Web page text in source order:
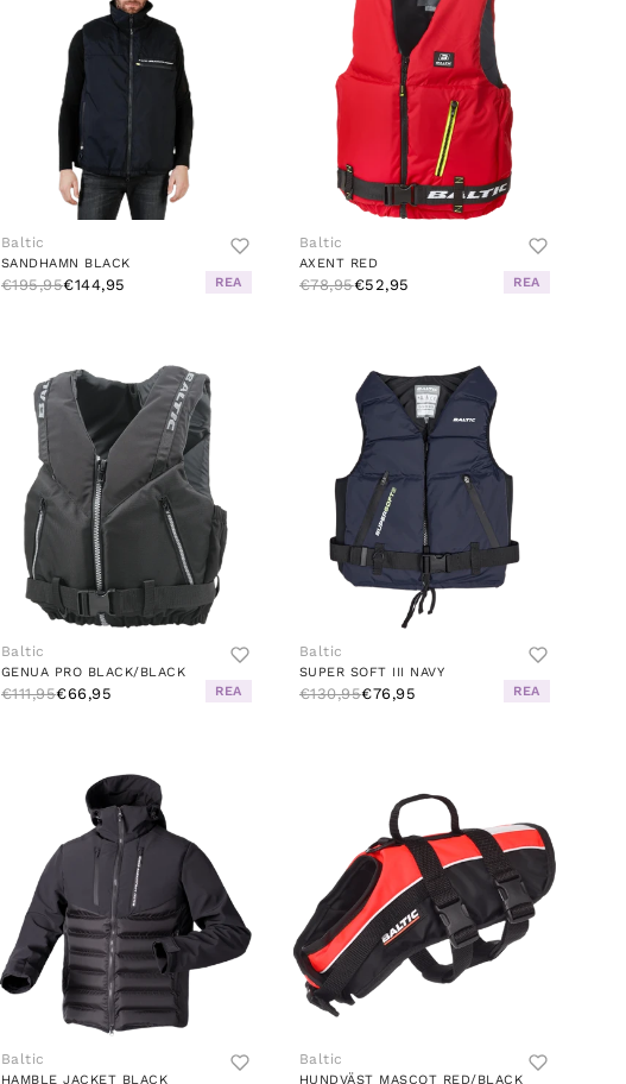
Baltic
SANDHAMN BLACK
€195,95€144,95 REA
Baltic
AXENT RED
€78,95€52,95 REA
Baltic
GENUA PRO BLACK/BLACK
€111,95€66,95 REA
Baltic
SUPER SOFT III NAVY
€130,95€76,95 REA
Baltic
HAMBLE JACKET BLACK
Baltic
HUNDVÄST MASCOT RED/BLACK